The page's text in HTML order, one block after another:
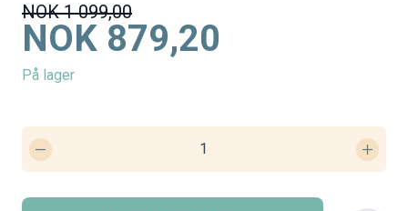
NOK 1 099,00
NOK 879,20
På lager